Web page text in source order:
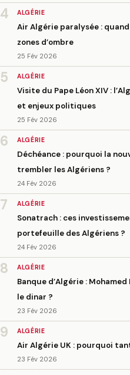
4 ALGÉRIE
Air Algérie paralysée :
zones d’ombre
25 Fév 2026
5 ALGÉRIE
Visite du Pape Léon XIV :
et enjeux politiques
25 Fév 2026
6 ALGÉRIE
Déchéance : pourquoi la
trembler les Algériens ?
24 Fév 2026
7 ALGÉRIE
Sonatrach : ces
portefeuille des Algériens ?
24 Fév 2026
8 ALGÉRIE
Banque d’Algérie :
le dinar ?
23 Fév 2026
9 ALGÉRIE
Air Algérie UK : pourquoi
23 Fév 2026